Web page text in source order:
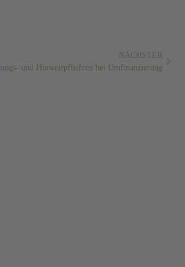
NÄCHSTER
und Hinweispflichten bei Umfinanzierung